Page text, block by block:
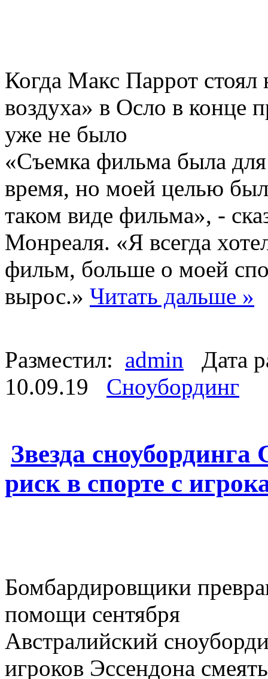
Когда Макс Паррот
воздуха» в Осло в конце
уже не было
«Съемка фильма была
время, но моей целью
таком виде фильма», -
Монреаля. «Я всегда
фильм, больше о моей
вырос.» Читать дальше »
Разместил: admin Дата
10.09.19 Сноубординг
Звезда
риск в спорте с
Бомбардировщики
помощи сентября
Австралийский
игроков Эссендона